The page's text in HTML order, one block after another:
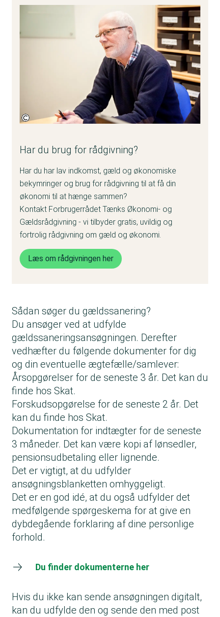
Fotokredit:
Forbrugerrådet Tænk
Har du brug for rådgivning?
Har du har lav indkomst, gæld og økonomiske
bekymringer og brug for rådgivning til at få din
økonomi til at hænge sammen?
Kontakt Forbrugerrådet Tænks Økonomi- og
Gældsrådgivning - vi tilbyder gratis, uvildig og
fortrolig rådgivning om gæld og økonomi.
Læs om rådgivningen her
Sådan søger du gældssanering?
Du ansøger ved at udfylde
gældssaneringsansøgningen. Derefter
vedhæfter du følgende dokumenter for dig
og din eventuelle ægtefælle/samlever:
Årsopgørelser for de seneste 3 år. Det kan du
finde hos Skat.
Forskudsopgørelse for de seneste 2 år. Det
kan du finde hos Skat.
Dokumentation for indtægter for de seneste
3 måneder. Det kan være kopi af lønsedler,
pensionsudbetaling eller lignende.
Det er vigtigt, at du udfylder
ansøgningsblanketten omhyggeligt.
Det er en god idé, at du også udfylder det
medfølgende spørgeskema for at give en
dybdegående forklaring af dine personlige
forhold.
Du finder dokumenterne her
Hvis du ikke kan sende ansøgningen digitalt,
kan du udfylde den og sende den med post